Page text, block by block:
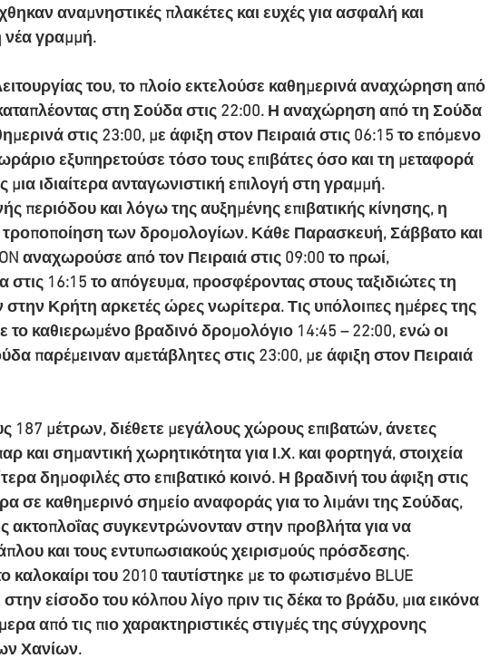
αναμνηστικές πλακέτες και ευχές για ασφαλή και
νέα γραμμή.
του, το πλοίο εκτελούσε καθημερινά αναχώρηση από
στη Σούδα στις 22:00. Η αναχώρηση από τη Σούδα
στις 23:00, με άφιξη στον Πειραιά στις 06:15 το επόμενο
εξυπηρετούσε τόσο τους επιβάτες όσο και τη μεταφορά
ιδιαίτερα ανταγωνιστική επιλογή στη γραμμή.
περιόδου και λόγω της αυξημένης επιβατικής κίνησης, η
τροποποίηση των δρομολογίων. Κάθε Παρασκευή, Σάββατο και
αναχωρούσε από τον Πειραιά στις 09:00 το πρωί,
16:15 το απόγευμα, προσφέροντας στους ταξιδιώτες τη
Κρήτη αρκετές ώρες νωρίτερα. Τις υπόλοιπες ημέρες της
το καθιερωμένο βραδινό δρομολόγιο 14:45 – 22:00, ενώ οι
παρέμειναν αμετάβλητες στις 23:00, με άφιξη στον Πειραιά
187 μέτρων, διέθετε μεγάλους χώρους επιβατών, άνετες
και σημαντική χωρητικότητα για Ι.Χ. και φορτηγά, στοιχεία
δημοφιλές στο επιβατικό κοινό. Η βραδινή του άφιξη στις
σε καθημερινό σημείο αναφοράς για το λιμάνι της Σούδας,
ακτοπλοΐας συγκεντρώνονταν στην προβλήτα για να
και τους εντυπωσιακούς χειρισμούς πρόσδεσης.
καλοκαίρι του 2010 ταυτίστηκε με το φωτισμένο BLUE
στην είσοδο του κόλπου λίγο πριν τις δέκα το βράδυ, μια εικόνα
από τις πιο χαρακτηριστικές στιγμές της σύγχρονης
Χανίων.